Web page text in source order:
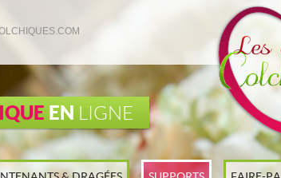
EN LIGNE